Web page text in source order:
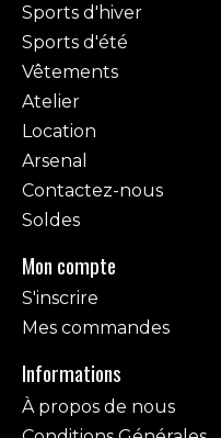
Sports d'hiver
Sports d'été
Vêtements
Atelier
Location
Arsenal
Contactez-nous
Soldes
Mon compte
S'inscrire
Mes commandes
Informations
À propos de nous